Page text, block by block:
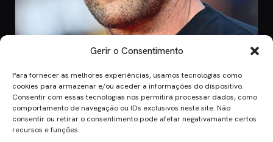
Gerir o Consentimento
Para fornecer as melhores experiências, usamos tecnologias como
cookies para armazenar e/ou aceder a informações do dispositivo.
Consentir com essas tecnologias nos permitirá processar dados, como
comportamento de navegação ou IDs exclusivos neste site. Não
consentir ou retirar o consentimento pode afetar negativamante certos
recursos e funções.
CINEMA
8 Jul 2026
Mutiny: O Novo Thriller de Ação de Jason
Statham em 2026